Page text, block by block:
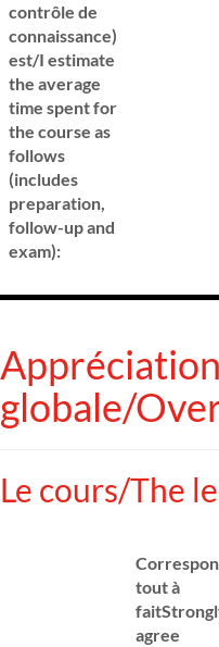
contrôle de
connaissance)
est/I estimate
the average
time spent for
the course as
follows
(includes
preparation,
follow-up and
exam):
Appréciation
globale/
Le cours/The
tout à
agree